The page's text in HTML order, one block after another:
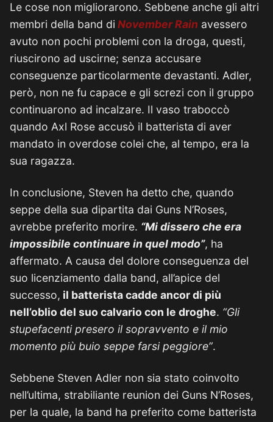
Le cose non migliorarono. Sebbene anche gli altri
membri della band di November Rain avessero
avuto non pochi problemi con la droga, questi,
riuscirono ad uscirne; senza accusare
conseguenze particolarmente devastanti. Adler,
però, non ne fu capace e gli screzi con il gruppo
continuarono ad incalzare. Il vaso traboccò
quando Axl Rose accusò il batterista di aver
mandato in overdose colei che, al tempo, era la
sua ragazza.
In conclusione, Steven ha detto che, quando
seppe della sua dipartita dai Guns N’Roses,
avrebbe preferito morire. “Mi dissero che era
impossibile continuare in quel modo”, ha
affermato. A causa del dolore conseguenza del
suo licenziamento dalla band, all’apice del
successo, il batterista cadde ancor di più
nell’oblio del suo calvario con le droghe. “Gli
stupefacenti presero il sopravvento e il mio
momento più buio seppe farsi peggiore”.
Sebbene Steven Adler non sia stato coinvolto
nell’ultima, strabiliante reunion dei Guns N’Roses,
per la quale, la band ha preferito come batterista